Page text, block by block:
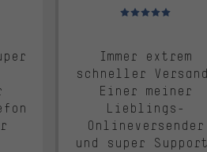
5 Bewertungen: 5 von 5
Immer extrem
schneller
Einer meiner
Lieblings-
Onlineversender
und super